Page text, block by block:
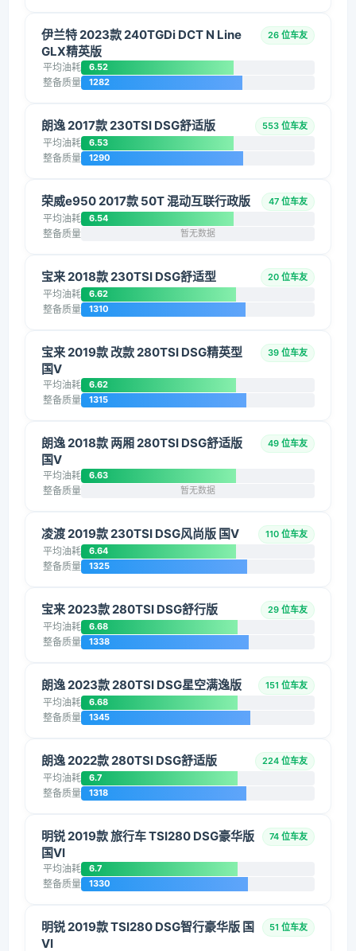
伊兰特 2023款 240TGDi DCT N Line
GLX精英版
26 位车友
平均油耗 6.52
整备质量 1282
朗逸 2017款 230TSI DSG舒适版 553 位车友
平均油耗 6.53
整备质量 1290
荣威e950 2017款 50T 混动互联行政版 47 位车友
平均油耗 6.54
整备质量 暂无数据
宝来 2018款 230TSI DSG舒适型 20 位车友
平均油耗 6.62
整备质量 1310
宝来 2019款 改款 280TSI DSG精英型
国V
39 位车友
平均油耗 6.62
整备质量 1315
朗逸 2018款 两厢 280TSI DSG舒适版
国V
49 位车友
平均油耗 6.63
整备质量 暂无数据
凌渡 2019款 230TSI DSG风尚版 国V 110 位车友
平均油耗 6.64
整备质量 1325
宝来 2023款 280TSI DSG舒行版 29 位车友
平均油耗 6.68
整备质量 1338
朗逸 2023款 280TSI DSG星空满逸版 151 位车友
平均油耗 6.68
整备质量 1345
朗逸 2022款 280TSI DSG舒适版 224 位车友
平均油耗 6.7
整备质量 1318
明锐 2019款 旅行车 TSI280 DSG豪华版
国VI
74 位车友
平均油耗 6.7
整备质量 1330
明锐 2019款 TSI280 DSG智行豪华版 国
VI
51 位车友